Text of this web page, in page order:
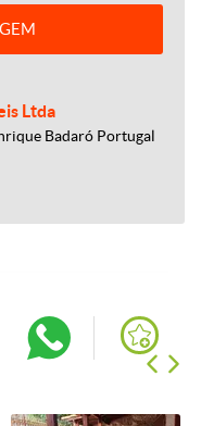
Ltda
Badaró Portugal